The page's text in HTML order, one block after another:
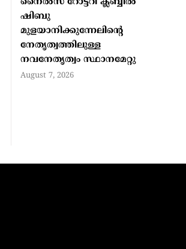
ഷിബു
മുളയാനിക്കുന്നേലിന്റെ
നേതൃത്വത്തിലുള്ള
നവനേതൃത്വം സ്ഥാനമേറ്റു
August 7, 2026